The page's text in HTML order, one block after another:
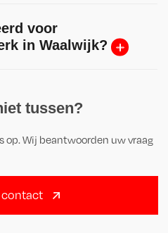
voor
in Waalwijk?
tussen?
Wij beantwoorden uw vraag
contact